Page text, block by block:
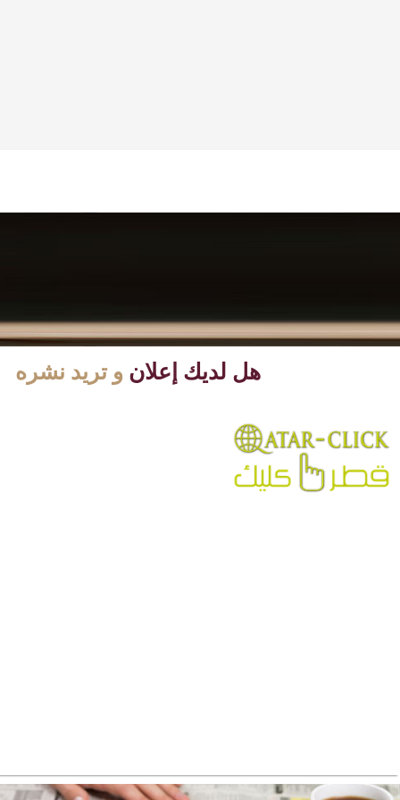
هل لديك إعلان و تريد نشره